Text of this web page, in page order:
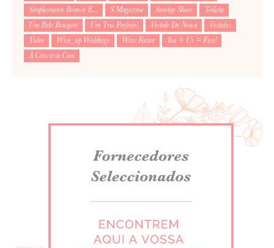
Simplesmente Branco É... S Magazine Sunday Shoes
Toilette
Um Belo Bouquet
Um Trio Perfeito! Vestido De Noiva
Vestidus
Video
Wise_up Weddings Wow Factor
You + Us = Fun!
À Conversa Com